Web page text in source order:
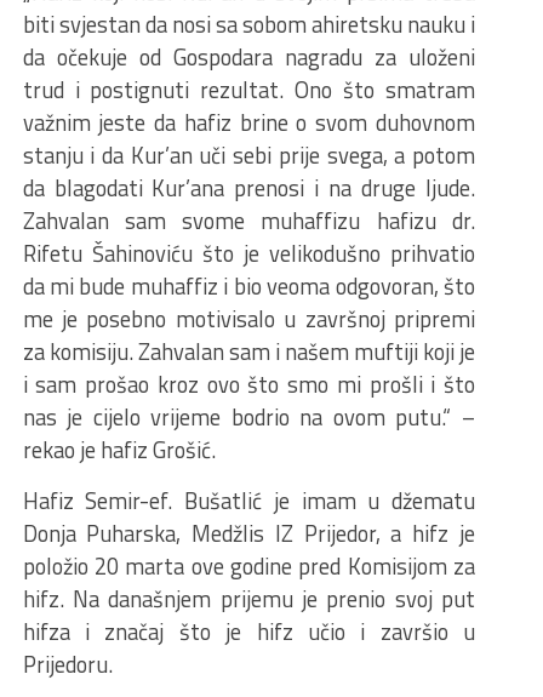
biti svjestan da nosi sa sobom ahiretsku nauku i
da očekuje od Gospodara nagradu za uloženi
trud i postignuti rezultat. Ono što smatram
važnim jeste da hafiz brine o svom duhovnom
stanju i da Kur’an uči sebi prije svega, a potom
da blagodati Kur’ana prenosi i na druge ljude.
Zahvalan sam svome muhaffizu hafizu dr.
Rifetu Šahinoviću što je velikodušno prihvatio
da mi bude muhaffiz i bio veoma odgovoran, što
me je posebno motivisalo u završnoj pripremi
za komisiju. Zahvalan sam i našem muftiji koji je
i sam prošao kroz ovo što smo mi prošli i što
nas je cijelo vrijeme bodrio na ovom putu.“ –
rekao je hafiz Grošić.
Hafiz Semir-ef. Bušatlić je imam u džematu
Donja Puharska, Medžlis IZ Prijedor, a hifz je
položio 20 marta ove godine pred Komisijom za
hifz. Na današnjem prijemu je prenio svoj put
hifza i značaj što je hifz učio i završio u
Prijedoru.